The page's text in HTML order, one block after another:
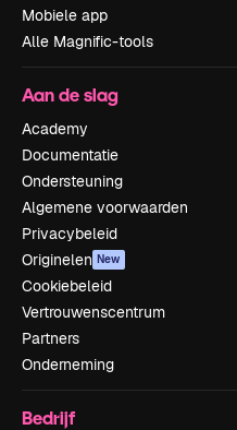
Mobiele app
Alle Magnific-tools
Aan de slag
Academy
Documentatie
Ondersteuning
Algemene voorwaarden
Privacybeleid
Originelen New
Cookiebeleid
Vertrouwenscentrum
Partners
Onderneming
Bedrijf